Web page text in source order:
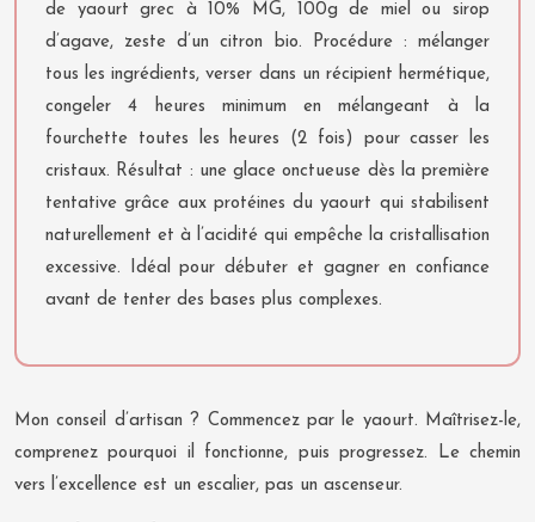
de yaourt grec à 10% MG, 100g de miel ou sirop
d’agave, zeste d’un citron bio. Procédure : mélanger
tous les ingrédients, verser dans un récipient hermétique,
congeler 4 heures minimum en mélangeant à la
fourchette toutes les heures (2 fois) pour casser les
cristaux. Résultat : une glace onctueuse dès la première
tentative grâce aux protéines du yaourt qui stabilisent
naturellement et à l’acidité qui empêche la cristallisation
excessive. Idéal pour débuter et gagner en confiance
avant de tenter des bases plus complexes.
Mon conseil d’artisan ? Commencez par le yaourt. Maîtrisez-le,
comprenez pourquoi il fonctionne, puis progressez. Le chemin
vers l’excellence est un escalier, pas un ascenseur.